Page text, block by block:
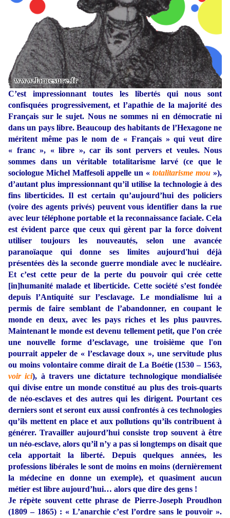
C’est impressionnant toutes les libertés qui nous sont
confisquées progressivement, et l’apathie de la majorité des
Français sur le sujet. Nous ne sommes ni en démocratie ni
dans un pays libre. Beaucoup des habitants de l’Hexagone ne
méritent même pas le nom de « Français » qui veut dire
« franc », « libre », car ils sont pervers et veules. Nous
sommes dans un véritable totalitarisme larvé (ce que le
sociologue Michel Maffesoli appelle un « totalitarisme mou »),
d’autant plus impressionnant qu’il utilise la technologie à des
fins liberticides. Il est certain qu’aujourd’hui des policiers
(voire des agents privés) peuvent vous identifier dans la rue
avec leur téléphone portable et la reconnaissance faciale. Cela
est évident parce que ceux qui gèrent par la force doivent
utiliser toujours les nouveautés, selon une avancée
paranoïaque qui donne ses limites aujourd'hui déjà
présentées dès la seconde guerre mondiale avec le nucléaire.
Et c’est cette peur de la perte du pouvoir qui crée cette
[in]humanité malade et liberticide. Cette société s’est fondée
depuis l’Antiquité sur l’esclavage. Le mondialisme lui a
permis de faire semblant de l’abandonner, en coupant le
monde en deux, avec les pays riches et les plus pauvres.
Maintenant le monde est devenu tellement petit, que l’on crée
une nouvelle forme d’esclavage, une troisième que l'on
pourrait appeler de « l’esclavage doux », une servitude plus
ou moins volontaire comme dirait de La Boétie (1530 – 1563,
voir ici), à travers une dictature technologique mondialisée
qui divise entre un monde constitué au plus des trois-quarts
de néo-esclaves et des autres qui les dirigent. Pourtant ces
derniers sont et seront eux aussi confrontés à ces technologies
qu’ils mettent en place et aux pollutions qu’ils contribuent à
générer. Travailler aujourd’hui consiste trop souvent à être
un néo-esclave, alors qu’il n’y a pas si longtemps on disait que
cela apportait la liberté. Depuis quelques années, les
professions libérales le sont de moins en moins (dernièrement
la médecine en donne un exemple), et quasiment aucun
métier est libre aujourd’hui… alors que dire des gens !
Je répète souvent cette phrase de Pierre-Joseph Proudhon
(1809 – 1865) : « L’anarchie c’est l’ordre sans le pouvoir ».